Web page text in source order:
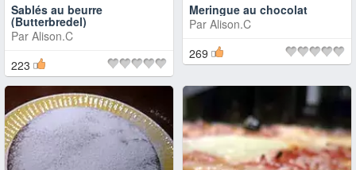
Sablés au beurre
(Butterbredel)
Par Alison.C
223
Meringue au chocolat
Par Alison.C
269